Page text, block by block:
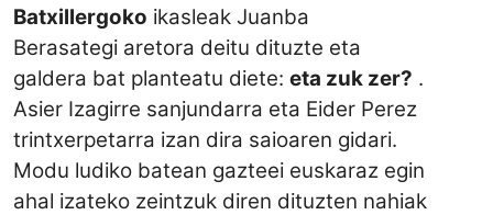
Batxillergoko ikasleak Juanba
Berasategi aretora deitu dituzte eta
galdera bat planteatu diete: eta zuk zer? .
Asier Izagirre sanjundarra eta Eider Perez
trintxerpetarra izan dira saioaren gidari.
Modu ludiko batean gazteei euskaraz egin
ahal izateko zeintzuk diren dituzten nahiak